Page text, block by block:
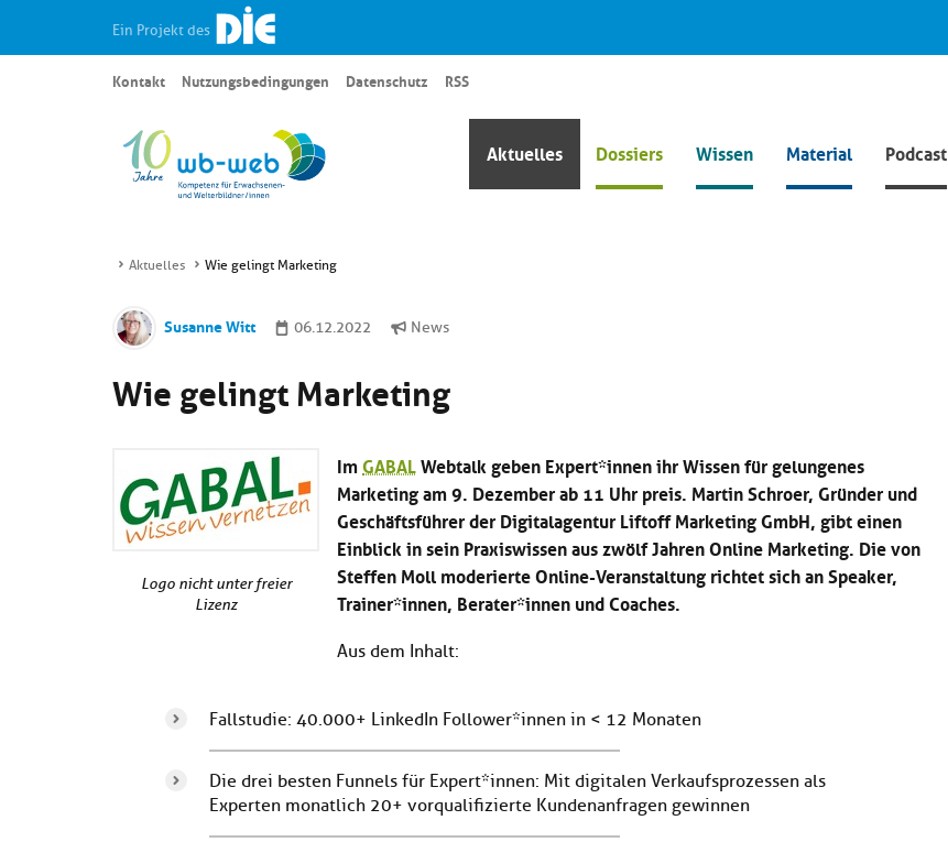
Ein Projekt des
Aktuelles Dossiers Wissen Material Podcast
Kontakt Nutzungsbedingungen Datenschutz RSS
Aktuelles Wie gelingt Marketing
Susanne Witt 06.12.2022 News
Wie gelingt Marketing
Logo nicht unter freier
Lizenz
ImGABALWebtalk geben Expert*innen ihr Wissen für gelungenes
Marketing am 9. Dezember ab 11 Uhr preis. Martin Schroer, Gründer und
Geschäftsführer der Digitalagentur Liftoff Marketing GmbH, gibt einen
Einblick in sein Praxiswissen aus zwölf Jahren Online Marketing. Die von
Steffen Moll moderierte Online-Veranstaltung richtet sich an Speaker,
Trainer*innen, Berater*innen und Coaches.
Aus dem Inhalt:
Fallstudie: 40.000+ LinkedIn Follower*innen in < 12 Monaten
Die drei besten Funnels für Expert*innen: Mit digitalen Verkaufsprozessen als
Experten monatlich 20+ vorqualifizierte Kundenanfragen gewinnen